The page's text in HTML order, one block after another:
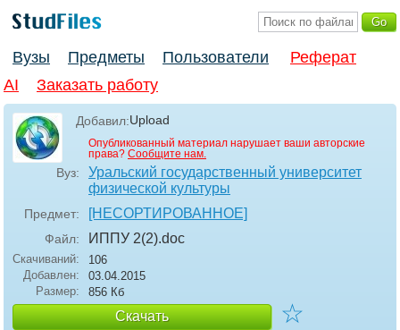
Вузы Предметы Пользователи
Реферат
AI
Заказать работу
Добавил:Upload
Опубликованный материал нарушает ваши авторские
права? Сообщите нам.
Вуз:
Уральский государственный университет
физической культуры
Предмет: [НЕСОРТИРОВАННОЕ]
Файл: ИППУ 2(2).doc
Скачиваний:
106
Добавлен:
03.04.2015
Размер:
856 Кб
Скачать ☆